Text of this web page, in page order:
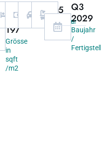
197
Grösse
in
sqft
/m2
Schlafzimmer
60/40
Zahlungsplan
2
Garage
5
Bäder
Q3
2029
Baujahr
/